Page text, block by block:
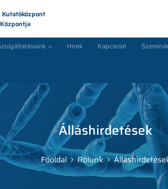
Kutatóközpont
Hírek Kapcsolat
Álláshirdetések
Főoldal Rólunk